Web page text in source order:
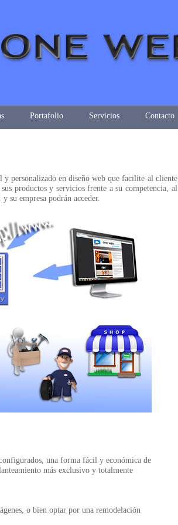
Portafolio Servicios Contacto
y personalizado en diseño web que facilite al cliente
productos y servicios frente a su competencia, al
su empresa podrán acceder.
una forma fácil y económica de
más exclusivo y totalmente
o bien optar por una remodelación